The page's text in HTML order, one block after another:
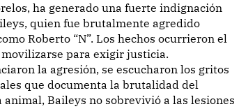
quien fue brutalmente agredido
Roberto “N”. Los hechos ocurrieron el
para exigir justicia.
la agresión, se escucharon los gritos
que documenta la brutalidad del
Baileys no sobrevivió a las lesiones